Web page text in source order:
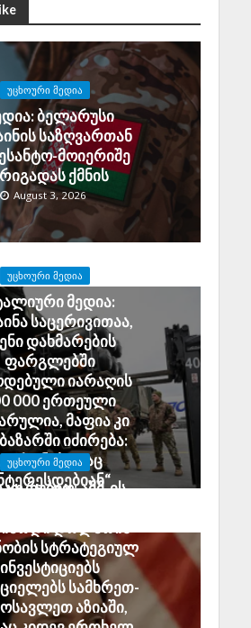
ᲣᲪᲮᲝᲣᲠᲘ ᲛᲔᲓᲘᲐ
ბელარუსი
საზღვართან
მოიერიშე
ქმნის
August 3, 2026
ᲣᲪᲮᲝᲣᲠᲘ ᲛᲔᲓᲘᲐ
მედია:
საცერივითაა,
დახმარების
ფარგლებში
იარაღის
000 ერთეული
მაფია კი
იძირება:
ᲣᲪᲮᲝᲣᲠᲘ ᲛᲔᲓᲘᲐ
რუბიო: აშშ-ის
სტრატეგიულ
ინვესტიციებს
სამხრეთ-
აზიაში,